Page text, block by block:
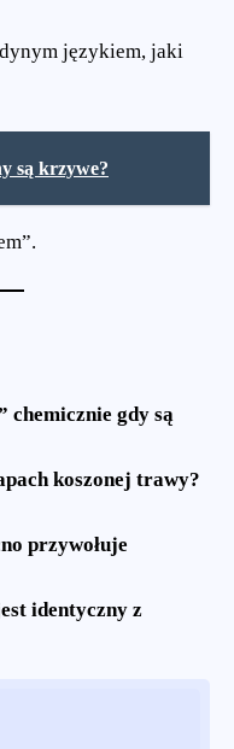
językiem, jaki
są krzywe?
chemicznie gdy są
koszonej trawy?
przywołuje
identyczny z